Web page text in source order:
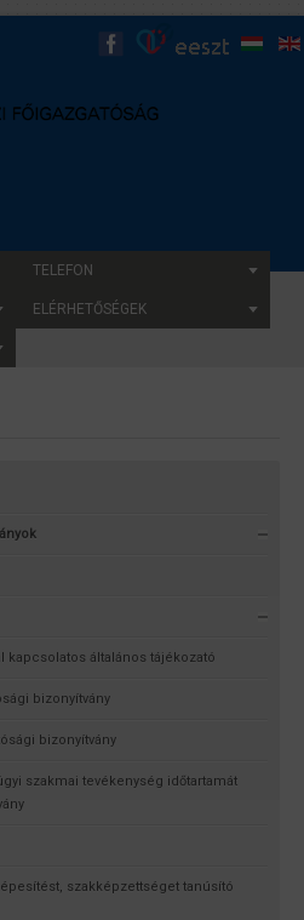
TELEFON
ELÉRHETŐSÉGEK
kapcsolatos általános tájékozató
bizonyítvány
bizonyítvány
szakmai tevékenység időtartamát
szakképzettséget tanúsító